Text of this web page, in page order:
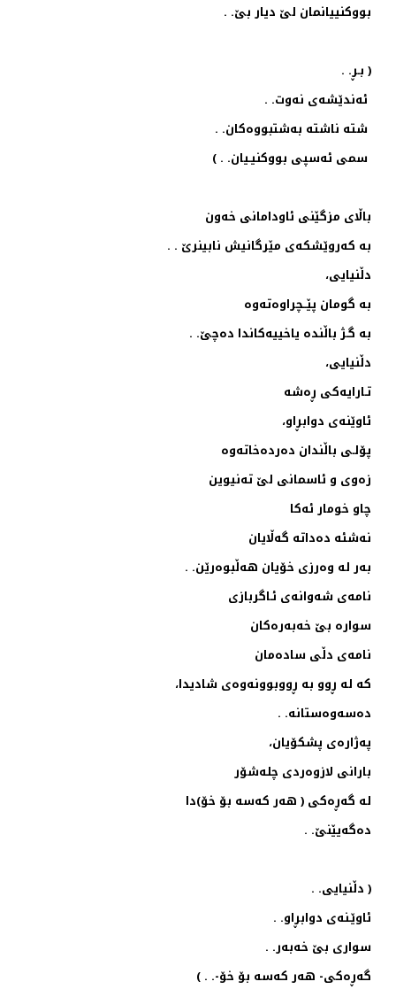
بووكنییانمان لێ دیار بێ. .
( بـڕ. .
ئه‌ندێشه‌ی نه‌وت. .
شته‌ ناشته‌ به‌شتبووه‌كان. .
سمی ئه‌سپی بووكنیـیان. . )
باڵای مزگێنی ئاودامانی خه‌ون
به‌ كه‌روێشكه‌ی مێرگانیش نابینرێ . .
دڵنیایی،
به‌ گومان پێــچراوه‌ته‌وه‌
به‌ گـژ باڵنده‌ یاخییه‌كاندا ده‌چێ. .
دڵنیایی،
تـارایه‌كی ڕه‌شه‌
ئاوێنه‌ی دوابڕاو،
پۆلـی باڵندان ده‌رده‌خاته‌وه‌
زه‌وی و ئاسمانی لێ ته‌نیوین
چاو خومار ئه‌كا
نه‌شئه‌ ده‌داته‌ گه‌ڵایان
به‌ر له‌ وه‌رزی خۆیان هه‌ڵبوه‌رێن. .
نامه‌ی شه‌وانه‌ی ئـاگربازی
سواره‌ بێ خه‌به‌ره‌كان
نامه‌ی دڵی ساده‌مان
‌كه‌ له‌ ڕوو به‌ ڕووبوونه‌وه‌ی شادیدا،
ده‌سه‌وه‌ستانه‌. .
په‌ژاره‌ی پشكۆیان،
بارانی لازوه‌ردی چله‌شۆر
له‌ گه‌ڕه‌كی ( هه‌ر كه‌سه‌ بۆ خۆ)دا
ده‌گه‌یێنێ. .
( دڵنیایی. .
ئاوێـنه‌ی دوابڕاو. .
سواری بێ خه‌به‌ر. .
گه‌ڕه‌كی- هه‌ر كه‌سه‌ بۆ خۆ-. . )